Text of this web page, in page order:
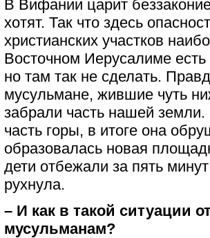
В Вифании царит
хотят. Так что здесь
христианских участков
Восточном Иерусалиме
но там так не сделать.
мусульмане, жившие чуть
забрали часть нашей
часть горы, в итоге она
образовалась новая
дети отбежали за пять минут
рухнула.
– И как в такой ситуации
мусульманам?